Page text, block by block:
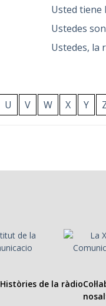
Usted tiene
Ustedes
Ustedes, la
U V W X Y
Històries de la ràdio